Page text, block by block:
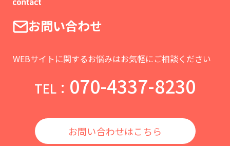
お問い合わせ
WEBサイトに関するお悩みはお気軽にご相談ください
TEL： 070-4337-8230
お問い合わせはこちら